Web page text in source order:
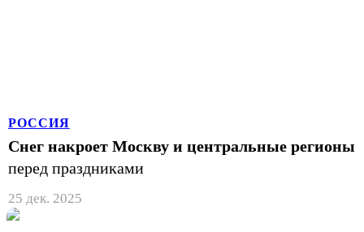
РОССИЯ
Снег накроет Москву и центральные регионы
перед праздниками
25 дек. 2025